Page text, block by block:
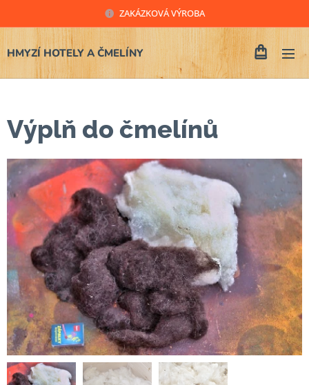
ZAKÁZKOVÁ VÝROBA
HMYZÍ HOTELY A ČMELÍNY
Výplň do čmelínů